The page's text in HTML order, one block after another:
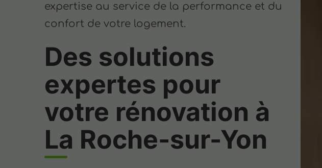
expertise au service de la performance et du
confort de votre logement.
Des solutions
expertes pour
votre rénovation à
La Roche-sur-Yon